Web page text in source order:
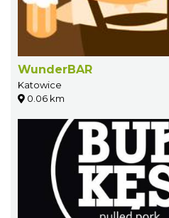
WunderBAR
Katowice
0.06 km